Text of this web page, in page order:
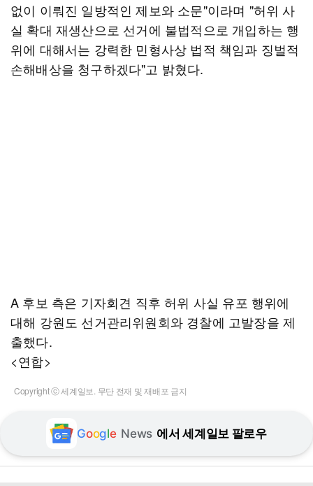
없이 이뤄진 일방적인 제보와 소문"이라며 "허위 사
실 확대 재생산으로 선거에 불법적으로 개입하는 행
위에 대해서는 강력한 민형사상 법적 책임과 징벌적
손해배상을 청구하겠다"고 밝혔다.
A 후보 측은 기자회견 직후 허위 사실 유포 행위에
대해 강원도 선거관리위원회와 경찰에 고발장을 제
출했다.
<연합>
Copyright ⓒ 세계일보. 무단 전재 및 재배포 금지
Google News 에서 세계일보 팔로우